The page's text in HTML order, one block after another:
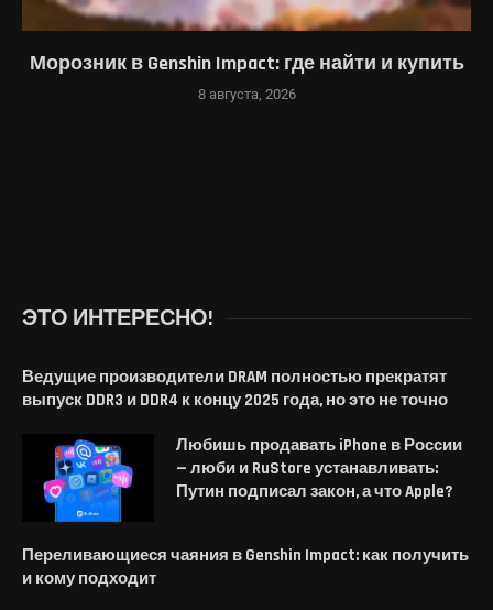
Морозник в Genshin Impact: где найти и купить
8 августа, 2026
ЭТО ИНТЕРЕСНО!
Ведущие производители DRAM полностью прекратят
выпуск DDR3 и DDR4 к концу 2025 года, но это не точно
Любишь продавать iPhone в России
— люби и RuStore устанавливать:
Путин подписал закон, а что Apple?
Переливающиеся чаяния в Genshin Impact: как получить
и кому подходит